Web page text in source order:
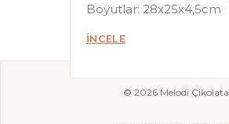
Boyutlar: 28x25x4,5cm
İNCELE
© 2026 Melodi Çikolata